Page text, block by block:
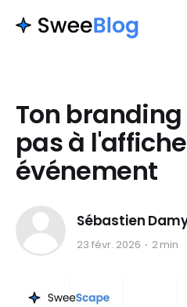
Ton
pas à
événement
Sébastien
23 févr. 2026 2 min